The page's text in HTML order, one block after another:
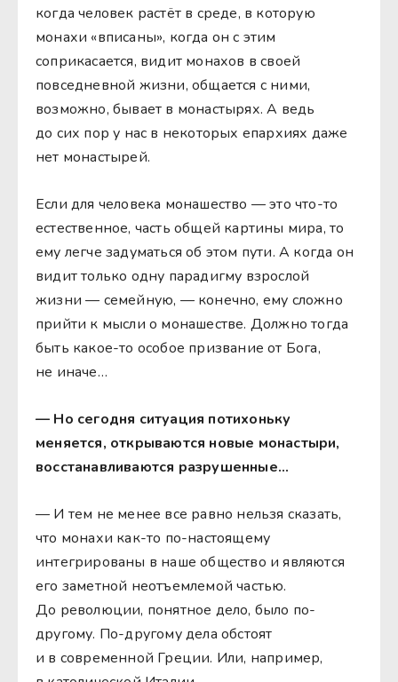
когда человек растёт в среде, в которую
монахи «вписаны», когда он с этим
соприкасается, видит монахов в своей
повседневной жизни, общается с ними,
возможно, бывает в монастырях. А ведь
до сих пор у нас в некоторых епархиях даже
нет монастырей.
Если для человека монашество — это что-то
естественное, часть общей картины мира, то
ему легче задуматься об этом пути. А когда он
видит только одну парадигму взрослой
жизни — семейную, — конечно, ему сложно
прийти к мысли о монашестве. Должно тогда
быть какое-то особое призвание от Бога,
не иначе…
— Но сегодня ситуация потихоньку
меняется, открываются новые монастыри,
восстанавливаются разрушенные…
— И тем не менее все равно нельзя сказать,
что монахи как-то по-настоящему
интегрированы в наше общество и являются
его заметной неотъемлемой частью.
До революции, понятное дело, было по-
другому. По-другому дела обстоят
и в современной Греции. Или, например,